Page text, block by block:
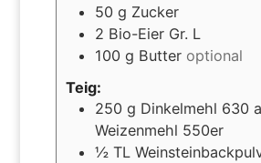
50 g Zucker
2 Bio-Eier Gr. L
100 g Butter optional
Teig:
250 g Dinkelmehl 630
Weizenmehl 550er
½ TL